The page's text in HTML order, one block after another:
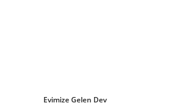
Evimize Gelen Dev